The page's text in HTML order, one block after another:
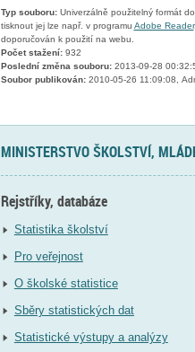
Typ souboru:Univerzálně použitelný formát
tisknout jej lze např. v programu Adobe Reader
doporučován k použití na webu.
Počet stažení:932
Poslední změna souboru:2013-09-28
Soubor publikován:2010-05-26 11:09:08,
MINISTERSTVO ŠKOLSTVÍ,
Rejstříky, databáze
Statistika školství
Pro veřejnost
O školské statistice
Sběry statistických dat
Statistické výstupy a analýzy